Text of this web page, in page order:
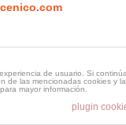
de usuario. Si
de las mencionadas cookies y la
mayor información.
plugin